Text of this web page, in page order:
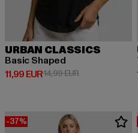
URBAN CLASSICS
Basic Shaped
11,99 EUR
Derzeitiger Preis: 11,99 EUR
14,99 EURAktionspreis:
-37%